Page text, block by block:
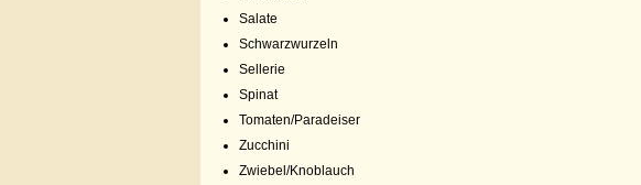
Salate
Schwarzwurzeln
Sellerie
Spinat
Tomaten/Paradeiser
Zucchini
Zwiebel/Knoblauch